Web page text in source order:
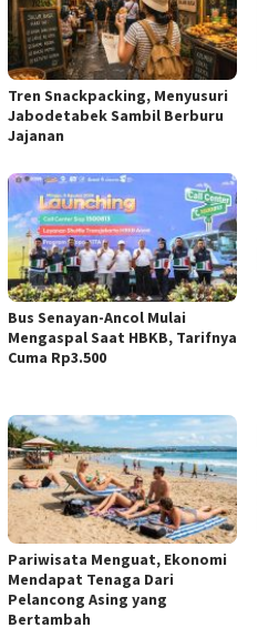
Tren Snackpacking, Menyusuri
Jabodetabek Sambil Berburu
Jajanan
Bus Senayan-Ancol Mulai
Mengaspal Saat HBKB, Tarifnya
Cuma Rp3.500
Pariwisata Menguat, Ekonomi
Mendapat Tenaga Dari
Pelancong Asing yang
Bertambah